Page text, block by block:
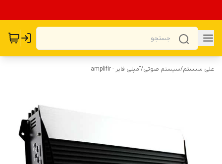
علی سیستم/سیستم صوتی/آمپلی فایر - amplifir